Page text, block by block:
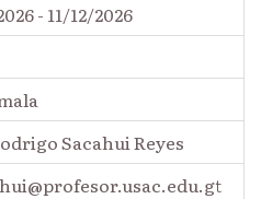
- 11/12/2026
Sacahui Reyes